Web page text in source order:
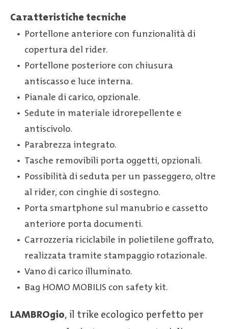
Caratteristiche tecniche
Portellone anteriore con funzionalità di
copertura del rider.
Portellone posteriore con chiusura
antiscasso e luce interna.
Pianale di carico, opzionale.
Sedute in materiale idrorepellente e
antiscivolo.
Parabrezza integrato.
Tasche removibili porta oggetti, opzionali.
Possibilità di seduta per un passeggero, oltre
al rider, con cinghie di sostegno.
Porta smartphone sul manubrio e cassetto
anteriore porta documenti.
Carrozzeria riciclabile in polietilene goffrato,
realizzata tramite stampaggio rotazionale.
Vano di carico illuminato.
Bag HOMO MOBILIS con safety kit.
LAMBROgio, il trike ecologico perfetto per